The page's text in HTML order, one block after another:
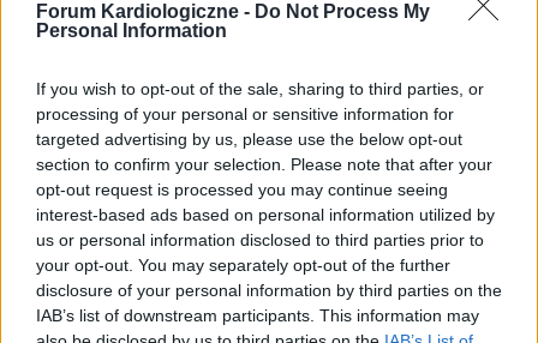
Forum Kardiologiczne - Do Not Process My
Personal Information
If you wish to opt-out of the sale, sharing to third parties, or
processing of your personal or sensitive information for
targeted advertising by us, please use the below opt-out
section to confirm your selection. Please note that after your
opt-out request is processed you may continue seeing
interest-based ads based on personal information utilized by
us or personal information disclosed to third parties prior to
your opt-out. You may separately opt-out of the further
disclosure of your personal information by third parties on the
IAB’s list of downstream participants. This information may